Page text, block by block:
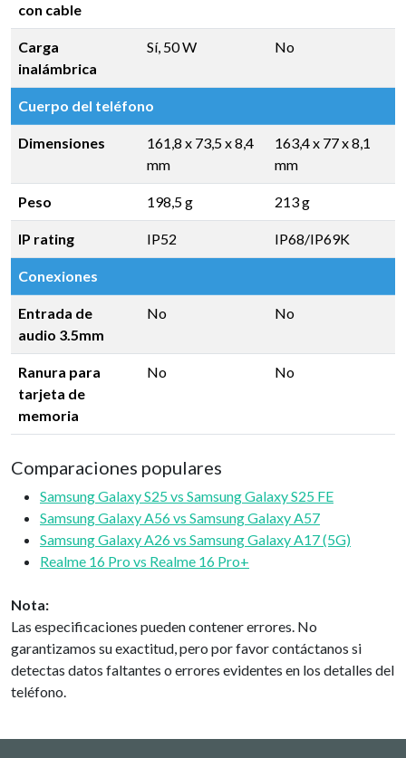
con cable
Carga
inalámbrica
Sí, 50 W No
Cuerpo del teléfono
Dimensiones
161,8 x 73,5 x 8,4
mm
163,4 x 77 x 8,1
mm
Peso 198,5 g 213 g
IP rating IP52 IP68/IP69K
Conexiones
Entrada de
audio 3.5mm
No No
Ranura para
tarjeta de
memoria
No No
Comparaciones populares
Samsung Galaxy S25 vs Samsung Galaxy S25 FE
Samsung Galaxy A56 vs Samsung Galaxy A57
Samsung Galaxy A26 vs Samsung Galaxy A17 (5G)
Realme 16 Pro vs Realme 16 Pro+
Nota:
Las especificaciones pueden contener errores. No
garantizamos su exactitud, pero por favor contáctanos si
detectas datos faltantes o errores evidentes en los detalles del
teléfono.